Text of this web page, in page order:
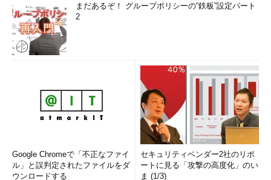
まだあるぞ！ グループポリシーの“鉄板”設定パート
2
Google Chromeで「不正なファイ
ル」と誤判定されたファイルをダ
ウンロードする
セキュリティベンダー2社のリポ
ートに見る「攻撃の高度化」のい
ま (1/3)